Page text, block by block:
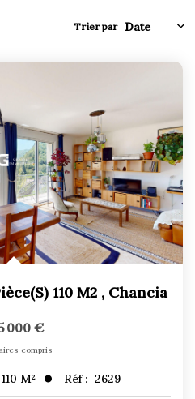
Trier par
110 M2 , Chancia
000 €
compris
110 M² Réf : 2629